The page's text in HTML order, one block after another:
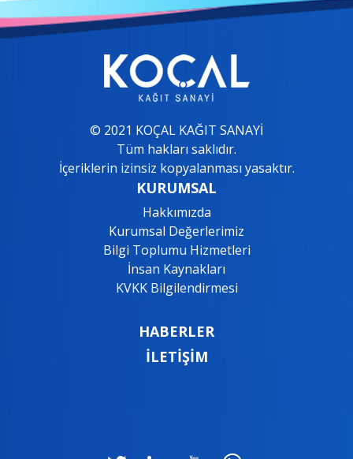
© 2021 KOÇAL KAĞIT SANAYİ
Tüm hakları saklıdır.
İçeriklerin izinsiz kopyalanması yasaktır.
KURUMSAL
Hakkımızda
Kurumsal Değerlerimiz
Bilgi Toplumu Hizmetleri
İnsan Kaynakları
KVKK Bilgilendirmesi
HABERLER
İLETİŞİM